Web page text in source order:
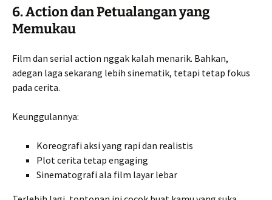
6. Action dan Petualangan yang
Memukau
Film dan serial action nggak kalah menarik. Bahkan,
adegan laga sekarang lebih sinematik, tetapi tetap fokus
pada cerita.
Keunggulannya:
Koreografi aksi yang rapi dan realistis
Plot cerita tetap engaging
Sinematografi ala film layar lebar